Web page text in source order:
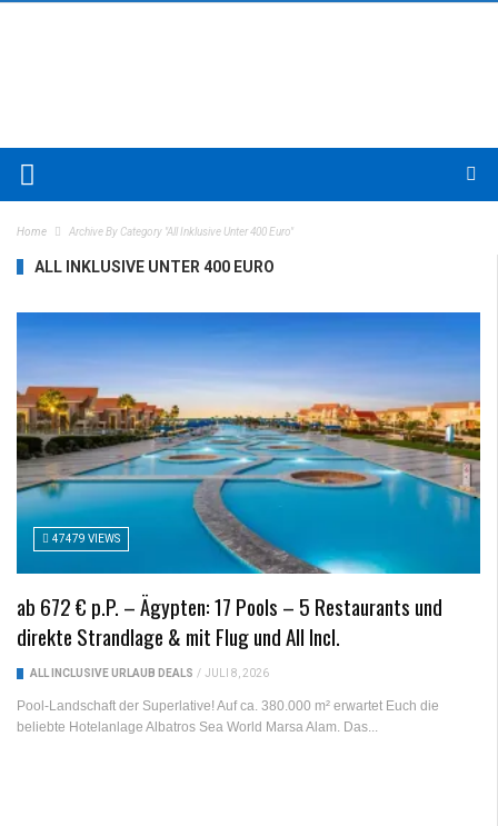
Home Archive By Category "All Inklusive Unter 400 Euro"
ALL INKLUSIVE UNTER 400 EURO
47479 VIEWS
ab 672 € p.P. – Ägypten: 17 Pools – 5 Restaurants und
direkte Strandlage & mit Flug und All Incl.
ALL INCLUSIVE URLAUB DEALS / JULI 8, 2026
Pool-Landschaft der Superlative! Auf ca. 380.000 m² erwartet Euch die
beliebte Hotelanlage Albatros Sea World Marsa Alam. Das...